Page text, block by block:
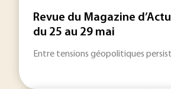
Revue du Magazine
du 25 au 29 mai
Entre tensions géopolitiques